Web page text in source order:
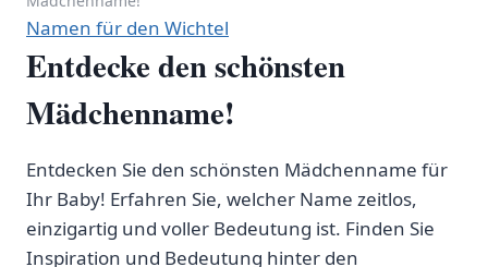
Namen für den Wichtel
Entdecke den schönsten
Mädchenname!
Entdecken Sie den schönsten Mädchenname für
Ihr Baby! Erfahren Sie, welcher Name zeitlos,
einzigartig und voller Bedeutung ist. Finden Sie
Inspiration und Bedeutung hinter den